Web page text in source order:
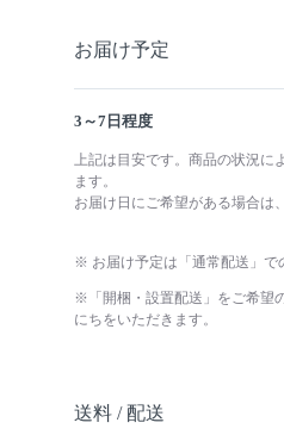
お届け予定
3～7日程度
上記は目安です。商品の状況に
ます。
お届け日にご希望がある場合は
※ お届け予定は「通常配送」で
※「開梱・設置配送」をご希望
にちをいただきます。
送料 / 配送